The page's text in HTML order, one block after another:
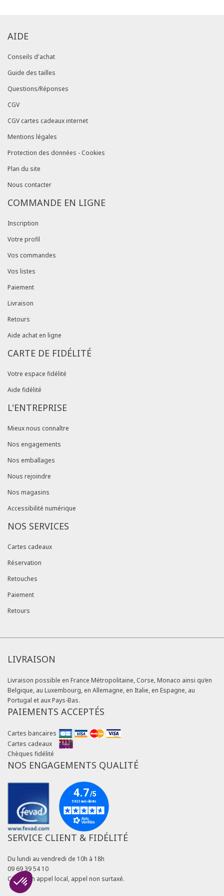
AIDE
Conseils d'achat
Guide des tailles
Questions/Réponses
CGV
CGV cartes cadeaux internet
Mentions légales
Protection des données - Cookies
Plan du site
Nous contacter
COMMANDE EN LIGNE
Inscription
Votre profil
Vos commandes
Vos listes
Paiement
Livraison
Retours
Aide achat en ligne
CARTE DE FIDÉLITÉ
Votre espace fidélité
Aide fidélité
L'ENTREPRISE
Mieux nous connaître
Nos engagements
Nos emballages
Nous rejoindre
Nos magasins
Accessibilité numérique
NOS SERVICES
Cartes cadeaux
Réservation
Retouches
Paiement
Retours
LIVRAISON
Livraison possible en France Métropolitaine, Corse, Monaco ainsi qu’en
Belgique, au Luxembourg, en Allemagne, en Italie, en Espagne, au
Portugal et aux Pays-Bas.
PAIEMENTS ACCEPTÉS
Cartes bancaires
Cartes cadeaux
Chèques fidélité
NOS ENGAGEMENTS QUALITÉ
SERVICE CLIENT & FIDÉLITÉ
Du lundi au vendredi de 10h à 18h
09 69 39 54 10
Coût d'un appel local, appel non surtaxé.